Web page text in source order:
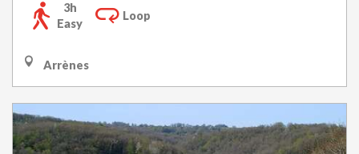
3h
Easy
Loop
Arrènes